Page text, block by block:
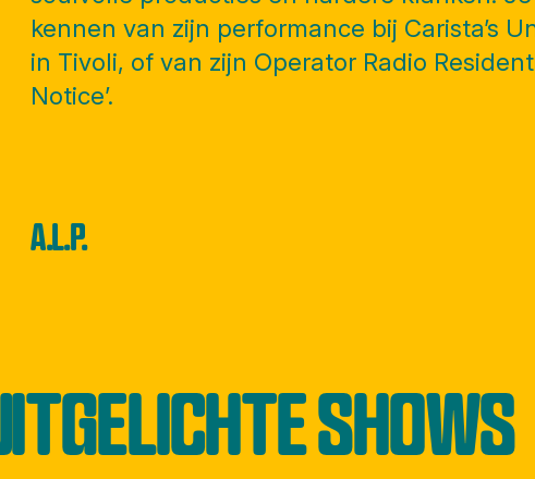
kennen van zijn performance bij Carista’s
in Tivoli, of van zijn Operator Radio
Notice’.
A.L.P.
SHOWS